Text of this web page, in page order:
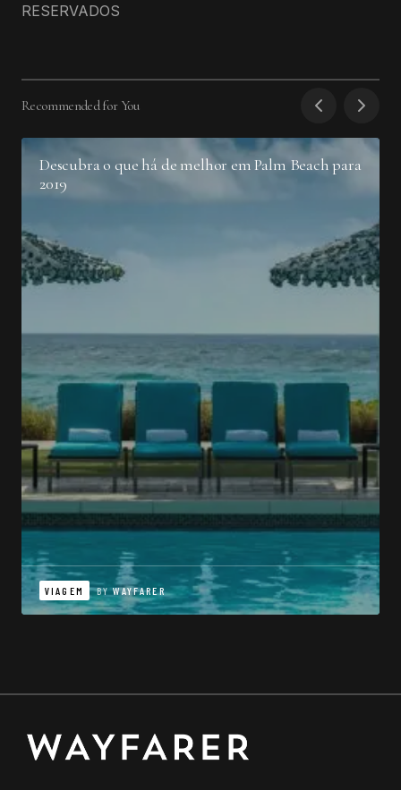
RESERVADOS
Recommended for You
Descubra o que há de melhor em Palm Beach para
2019
VIAGEM BY WAYFARER